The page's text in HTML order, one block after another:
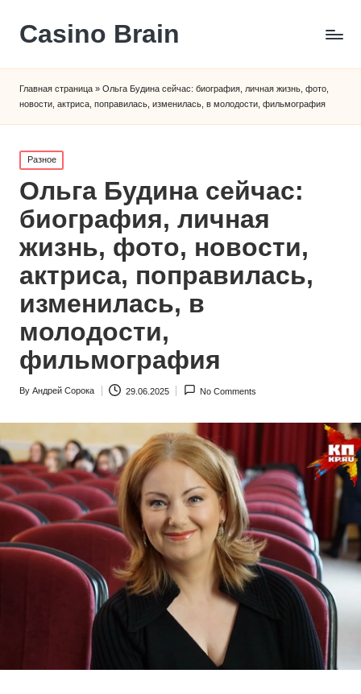
Сasino Brain
Главная страница » Ольга Будина сейчас: биография, личная жизнь, фото,
новости, актриса, поправилась, изменилась, в молодости, фильмография
Posted
in
Разное
Ольга Будина сейчас:
биография, личная
жизнь, фото, новости,
актриса, поправилась,
изменилась, в
молодости,
фильмография
Posted
By Андрей Сорока 29.06.2025 No Comments